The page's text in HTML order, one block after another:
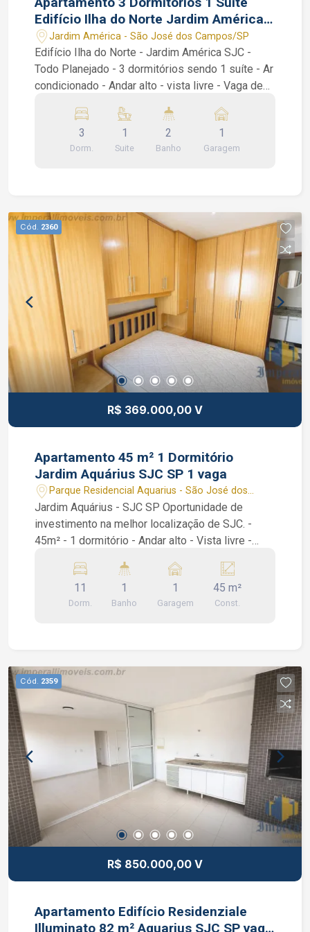
Edifício Ilha do Norte Jardim América
SJC SP Vaga Coberta
Jardim América - São José dos Campos/SP
Edifício Ilha do Norte - Jardim América SJC -
Todo Planejado - 3 dormitórios sendo 1 suíte - Ar
condicionado - Andar alto - vista livre - Vaga de
dormitórios sendo 1 suíte, Sala 2 ambientes,
Sacada, Banheiro Social, Cozinha planejada, área
de serviço / lavanderia. Vaga de garagem coberta
Academia. Água e gás inclusos no condomínio,
Próximo ao Shopping Oriente e comercio em
geral. João Ferreira Corretor de imóveis CRECI
234.934 F WhatsApp (12) 99668-3140
3
Dorm.
1
Suite
2
Banho
1
Garagem
Cód. 2360
R$ 369.000,00 V
Apartamento 45 m² 1 Dormitório
Jardim Aquárius SJC SP 1 vaga
Parque Residencial Aquarius - São José dos
Campos/SP
Jardim Aquárius - SJC SP Oportunidade de
investimento na melhor localização de SJC. -
45m² - 1 dormitório - Andar alto - Vista livre -
Piscina, Churrasqueira, Salão de festas.
Interessados falar com corretor de imóveis João
Ferreira CRECI 234.934 F WhatsApp (12) 99668-
11
Dorm.
1
Banho
1
Garagem
45 m²
Const.
Cód. 2359
R$ 850.000,00 V
Apartamento Edifício Residenziale
Illuminato 82 m² Aquarius SJC SP vaga